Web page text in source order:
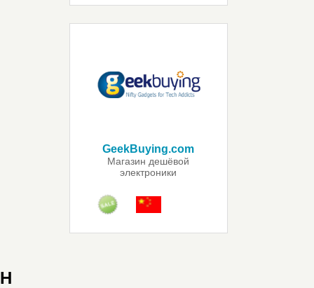
GeekBuying.com
Магазин дешёвой
электроники
H